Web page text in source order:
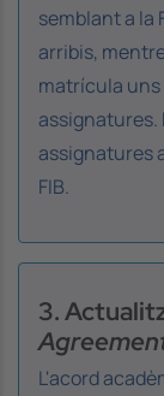
semblant a la
arribis,
matrícula uns
assignatures.
assignatures
FIB.
3.
L'acord